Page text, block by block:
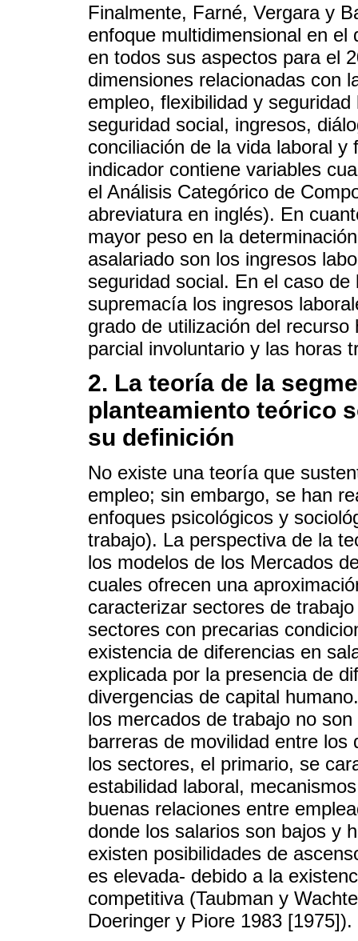
Finalmente, Farné, Vergara y
enfoque multidimensional en
en todos sus aspectos para el
dimensiones relacionadas con
empleo, flexibilidad y
seguridad social, ingresos,
conciliación de la vida laboral
indicador contiene variables
el Análisis Categórico de
abreviatura en inglés). En
mayor peso en la
asalariado son los ingresos
seguridad social. En el caso
supremacía los ingresos
grado de utilización del
parcial involuntario y las horas
2. La teoría de la
planteamiento teórico
su definición
No existe una teoría que
empleo; sin embargo, se han
enfoques psicológicos y
trabajo). La perspectiva de la
los modelos de los Mercados
cuales ofrecen una
caracterizar sectores de
sectores con precarias
existencia de diferencias en
explicada por la presencia de
divergencias de capital
los mercados de trabajo no
barreras de movilidad entre
los sectores, el primario, se
estabilidad laboral,
buenas relaciones entre
donde los salarios son bajos y
existen posibilidades de
es elevada- debido a la
competitiva (Taubman y
Doeringer y Piore 1983 [1975]).